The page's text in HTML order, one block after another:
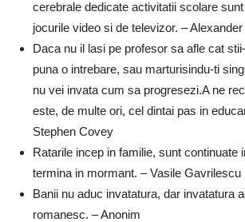
cerebrale dedicate activitatii scolare
jocurile video si de televizor. –
Daca nu il lasi pe profesor sa afle cat
puna o intrebare, sau marturisindu-ti
nu vei invata cum sa progresezi.A ne
este, de multe ori, cel dintai pas in
Stephen Covey
Ratarile incep in familie, sunt continuate
termina in mormant. – Vasile Gavrilescu
Banii nu aduc invatatura, dar invatatura
romanesc. – Anonim